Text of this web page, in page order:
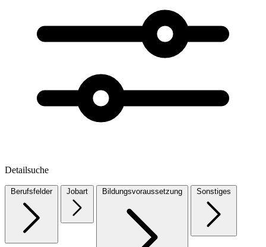
Detailsuche
Berufsfelder Jobart Bildungsvoraussetzung Sonstiges